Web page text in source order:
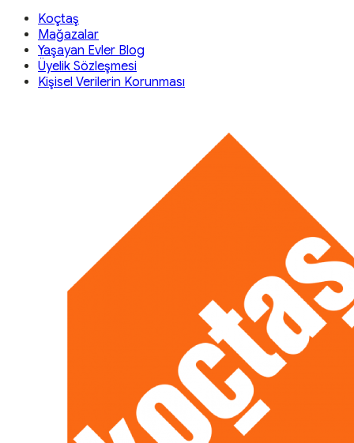
Koçtaş
Mağazalar
Yaşayan Evler Blog
Üyelik Sözleşmesi
Kişisel Verilerin Korunması